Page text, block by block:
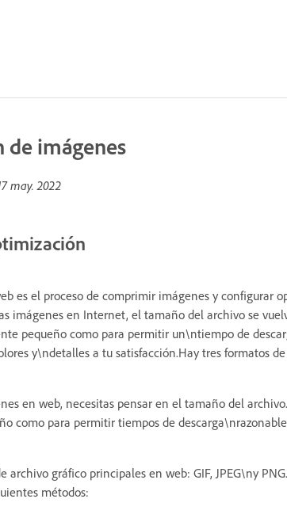
imágenes
may. 2022
es el proceso de comprimir imágenes y configurar
imágenes en Internet, el tamaño del archivo se
pequeño como para permitir un\ntiempo de
y\ndetalles a tu satisfacción.Hay tres formatos
en web, necesitas pensar en el tamaño del
como para permitir tiempos de
archivo gráfico principales en web: GIF, JPEG\ny
métodos: